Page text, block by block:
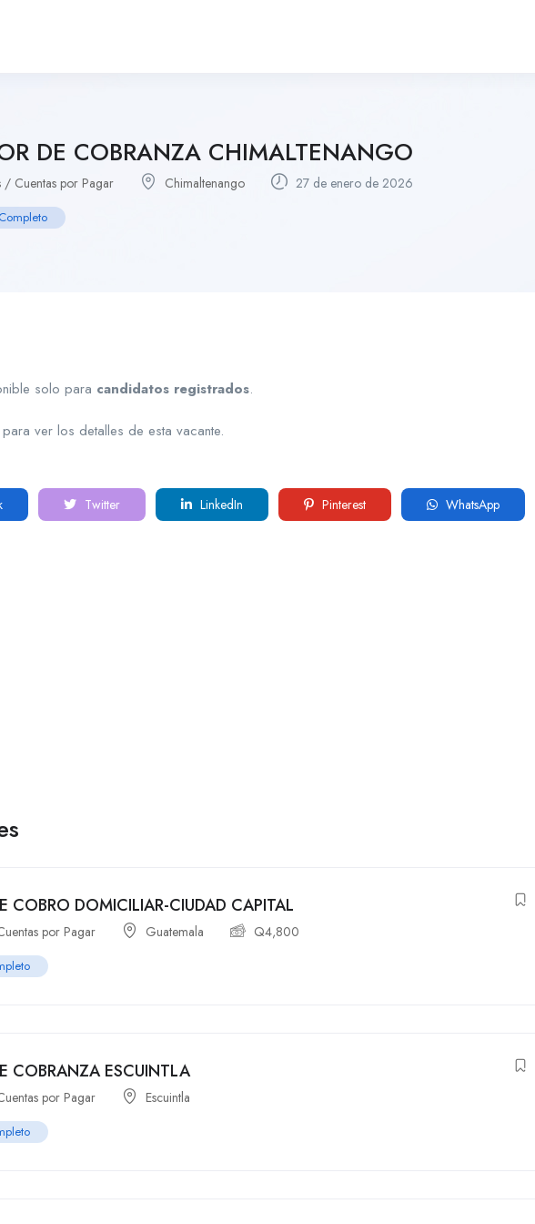
DE COBRANZA CHIMALTENANGO
/ Cuentas por Pagar Chimaltenango 27 de enero de 2026
solo para candidatos registrados.
para ver los detalles de esta vacante.
Twitter LinkedIn Pinterest WhatsApp
COBRO DOMICILIAR-CIUDAD CAPITAL
por Pagar Guatemala Q4,800
COBRANZA ESCUINTLA
por Pagar Escuintla